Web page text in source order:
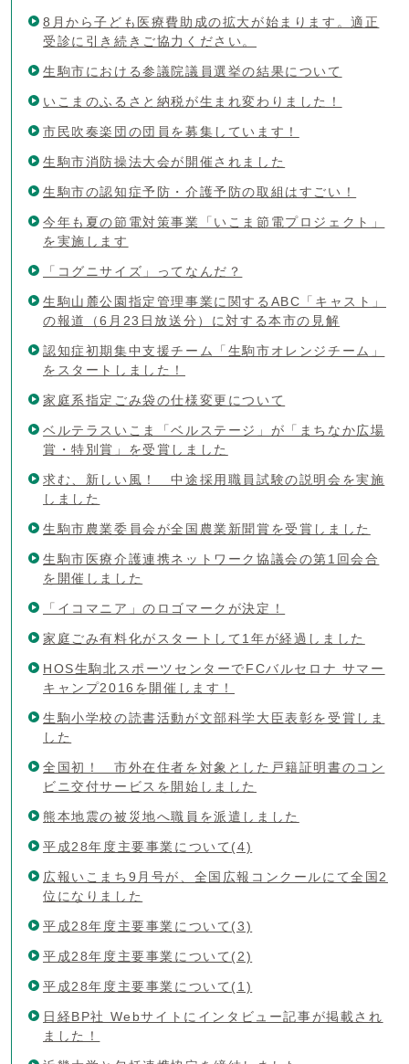
8月から子ども医療費助成の拡大が始まります。適正
受診に引き続きご協力ください。
生駒市における参議院議員選挙の結果について
いこまのふるさと納税が生まれ変わりました！
市民吹奏楽団の団員を募集しています！
生駒市消防操法大会が開催されました
生駒市の認知症予防・介護予防の取組はすごい！
今年も夏の節電対策事業「いこま節電プロジェクト」
を実施します
「コグニサイズ」ってなんだ？
生駒山麓公園指定管理事業に関するABC「キャスト」
の報道（6月23日放送分）に対する本市の見解
認知症初期集中支援チーム「生駒市オレンジチーム」
をスタートしました！
家庭系指定ごみ袋の仕様変更について
ベルテラスいこま「ベルステージ」が「まちなか広場
賞・特別賞」を受賞しました
求む、新しい風！ 中途採用職員試験の説明会を実施
しました
生駒市農業委員会が全国農業新聞賞を受賞しました
生駒市医療介護連携ネットワーク協議会の第1回会合
を開催しました
「イコマニア」のロゴマークが決定！
家庭ごみ有料化がスタートして1年が経過しました
HOS生駒北スポーツセンターでFCバルセロナ サマー
キャンプ2016を開催します！
生駒小学校の読書活動が文部科学大臣表彰を受賞しま
した
全国初！ 市外在住者を対象とした戸籍証明書のコン
ビニ交付サービスを開始しました
熊本地震の被災地へ職員を派遣しました
平成28年度主要事業について(4)
広報いこまち9月号が、全国広報コンクールにて全国2
位になりました
平成28年度主要事業について(3)
平成28年度主要事業について(2)
平成28年度主要事業について(1)
日経BP社 Webサイトにインタビュー記事が掲載され
ました！